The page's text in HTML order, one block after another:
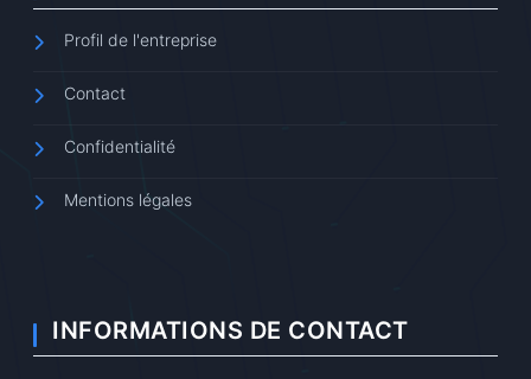
Profil de l'entreprise
Contact
Confidentialité
Mentions légales
INFORMATIONS DE CONTACT